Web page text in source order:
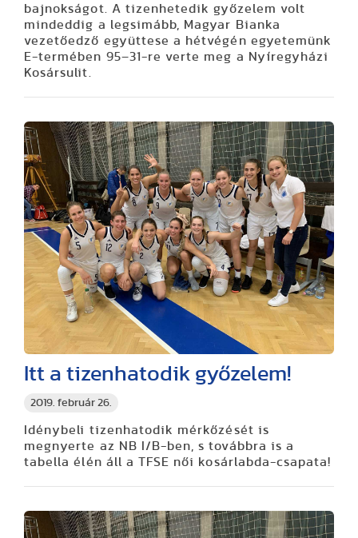
bajnokságot. A tizenhetedik győzelem volt
mindeddig a legsimább, Magyar Bianka
vezetőedző együttese a hétvégén egyetemünk
E-termében 95–31-re verte meg a Nyíregyházi
Kosársulit.
2019. február 26.
Itt a tizenhatodik győzelem!
Idénybeli tizenhatodik mérkőzését is
megnyerte az NB I/B-ben, s továbbra is a
tabella élén áll a TFSE női kosárlabda-csapata!